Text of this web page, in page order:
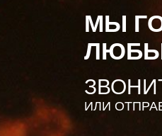
МЫ
ИЛИ